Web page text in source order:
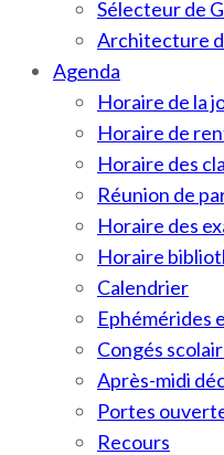
Sélecteur de
Architecture
Agenda
Horaire de la
Horaire de
Horaire des
Réunion de
Horaire des
Horaire
Calendrier
Ephémérides
Congés
Après-midi
Portes
Recours